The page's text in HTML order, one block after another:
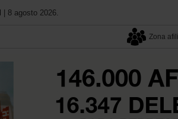
| 8 agosto 2026.
Zona